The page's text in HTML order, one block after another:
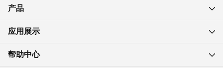
产品
应用展示
帮助中心